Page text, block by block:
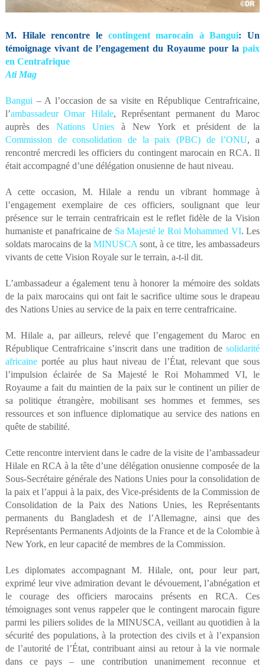
M. Hilale rencontre le contingent marocain à Bangui: Un
témoignage vivant de l’engagement du Royaume pour lapaix
en Centrafrique
Ati Mag
Bangui – A l’occasion de sa visite en République Centrafricaine,
l’ambassadeur Omar Hilale, Représentant permanent du Maroc
auprès des Nations Uniesà New York et président de la
Commission de consolidation de la paix (PBC) de l’ONU, a
rencontré mercredi les officiers du contingent marocain en RCA. Il
était accompagné d’une délégation onusienne de haut niveau.
A cette occasion, M. Hilale a rendu un vibrant hommage à
l’engagement exemplaire de ces officiers, soulignant que leur
présence sur le terrain centrafricain est le reflet fidèle de la Vision
humaniste et panafricaine de Sa Majesté le Roi Mohammed VI. Les
soldats marocains de la MINUSCA sont, à ce titre, les ambassadeurs
vivants de cette Vision Royale sur le terrain, a-t-il dit.
L’ambassadeur a également tenu à honorer la mémoire des soldats
de la paix marocains qui ont fait le sacrifice ultime sous le drapeau
des Nations Unies au service de la paix en terre centrafricaine.
M. Hilale a, par ailleurs, relevé que l’engagement du Maroc en
République Centrafricaine s’inscrit dans une tradition desolidarité
africaineportée au plus haut niveau de l’État, relevant que sous
l’impulsion éclairée de Sa Majesté le Roi Mohammed VI, le
Royaume a fait du maintien de la paix sur le continent un pilier de
sa politique étrangère, mobilisant ses hommes et femmes, ses
ressources et son influence diplomatique au service des nations en
quête de stabilité.
Cette rencontre intervient dans le cadre de la visite de l’ambassadeur
Hilale en RCA à la tête d’une délégation onusienne composée de la
Sous-Secrétaire générale des Nations Unies pour la consolidation de
la paix et l’appui à la paix, des Vice-présidents de la Commission de
Consolidation de la Paix des Nations Unies, les Représentants
permanents du Bangladesh et de l’Allemagne, ainsi que des
Représentants Permanents Adjoints de la France et de la Colombie à
New York, en leur capacité de membres de la Commission.
Les diplomates accompagnant M. Hilale, ont, pour leur part,
exprimé leur vive admiration devant le dévouement, l’abnégation et
le courage des officiers marocains présents en RCA. Ces
témoignages sont venus rappeler que le contingent marocain figure
parmi les piliers solides de la MINUSCA, veillant au quotidien à la
sécurité des populations, à la protection des civils et à l’expansion
de l’autorité de l’État, contribuant ainsi au retour à la vie normale
dans ce pays – une contribution unanimement reconnue et